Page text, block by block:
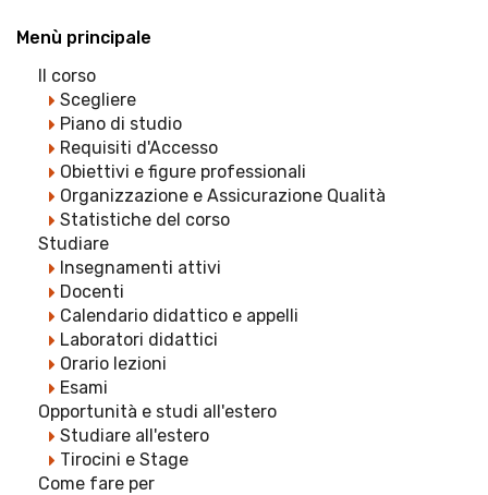
Menù principale
Il corso
Scegliere
Piano di studio
Requisiti d'Accesso
Obiettivi e figure professionali
Organizzazione e Assicurazione Qualità
Statistiche del corso
Studiare
Insegnamenti attivi
Docenti
Calendario didattico e appelli
Laboratori didattici
Orario lezioni
Esami
Opportunità e studi all'estero
Studiare all'estero
Tirocini e Stage
Come fare per